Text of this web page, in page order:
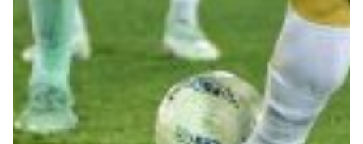
Gift Card Online Store